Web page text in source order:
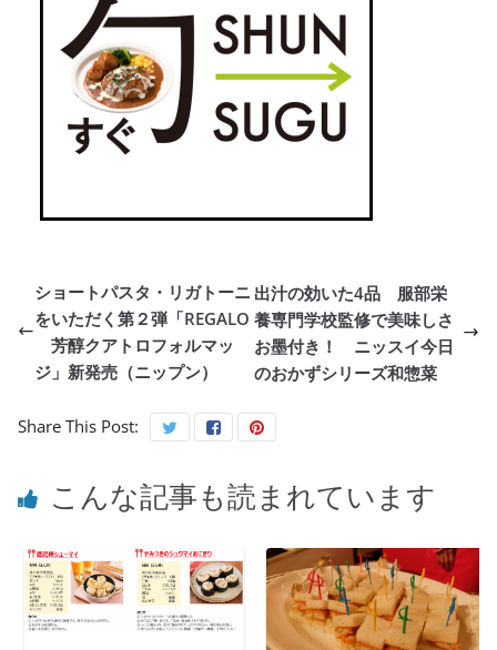
ショートパスタ・リガトーニ
をいただく第２弾「REGALO
芳醇クアトロフォルマッ
ジ」新発売（ニップン）
出汁の効いた4品 服部栄
養専門学校監修で美味しさ
お墨付き！ ニッスイ今日
のおかずシリーズ和惣菜
Share This Post:
こんな記事も読まれています